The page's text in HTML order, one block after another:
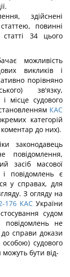
здійснені
повинні
34 цього
можливість
викликів і
порівняно
зв'язку,
місце судового
КАС
категорій
до них).
законодавець
повідомлення,
засіб масової
і повідомлень є
у справах, для
З огляду на
176 КАСУкраїни
судом
повідомлень не
до справи докази
судового
бути від-